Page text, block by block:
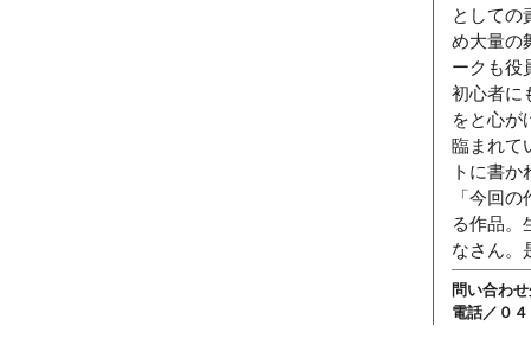
としての
め大量の
ークも役
初心者に
をと心が
臨まれて
トに書
「今回
る作品。
なさん。
問い合わ
電話／０